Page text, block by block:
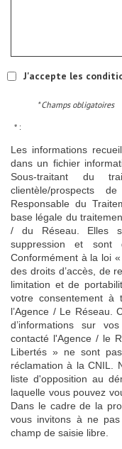
J'accepte les
* Champs obligatoires
* :
Les informations
dans un fichier
Sous-traitant du
clientèle/prospects
Responsable du
base légale du
/ du Réseau. Elles
suppression et sont
Conformément à la loi
des droits d’accès, de
limitation et de
votre consentement à
l’Agence / Le Réseau.
d’informations sur
contacté l'Agence / le
Libertés » ne sont
réclamation à la CNIL.
liste d'opposition au
laquelle vous pouvez
Dans le cadre de la
vous invitons à ne
champ de saisie libre.